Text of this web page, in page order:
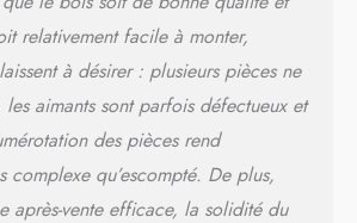
meuble de rangement en
bois massif fait partie de
notre collection RAMON,
composé de mobilier de
style mexicain au charme
authentique et intemporel,
associant à la fois la couleur
naturelle du bois et le gris
relativement facile à monter,
à désirer : plusieurs pièces ne
les aimants sont parfois défectueux et
des pièces rend
complexe qu’escompté. De plus,
après-vente efficace, la solidité du